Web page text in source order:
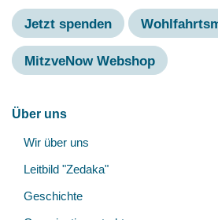
Jetzt spenden
MitzveNow Webshop
Hauptnavigation
Über uns
Wir über uns
Leitbild "Zedaka"
Geschichte